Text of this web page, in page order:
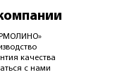
качества
с нами